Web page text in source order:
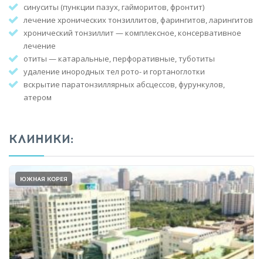
синуситы (пункции пазух, гайморитов, фронтит)
лечение хронических тонзиллитов, фарингитов, ларингитов
хронический тонзиллит — комплексное, консервативное
лечение
отиты — катаральные, перфоративные, туботиты
удаление инородных тел рото- и гортаноглотки
вскрытие паратонзиллярных абсцессов, фурункулов,
атером
КЛИНИКИ:
ЮЖНАЯ КОРЕЯ